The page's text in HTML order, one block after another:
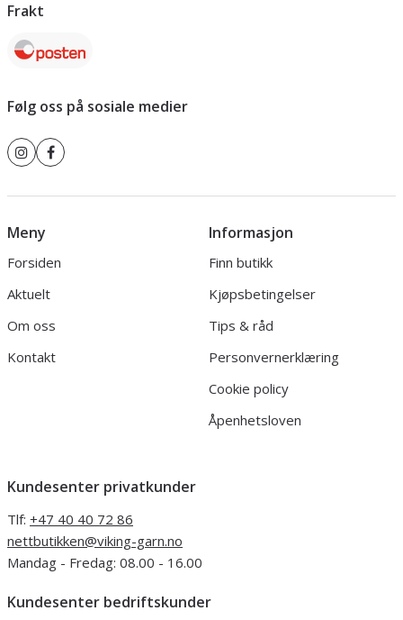
Frakt
Følg oss på sosiale medier
Meny
Forsiden
Aktuelt
Om oss
Kontakt
Informasjon
Finn butikk
Kjøpsbetingelser
Tips & råd
Personvernerklæring
Cookie policy
Åpenhetsloven
Kundesenter privatkunder
Tlf: +47 40 40 72 86
nettbutikken@viking-garn.no
Mandag - Fredag: 08.00 - 16.00
Kundesenter bedriftskunder